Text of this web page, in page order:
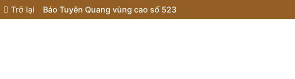
Trở lại Báo Tuyên Quang vùng cao số 523